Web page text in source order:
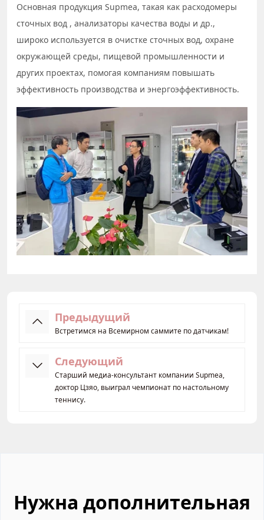
Основная продукция Supmea, такая как расходомеры
сточных вод , анализаторы качества воды и др.,
широко используется в очистке сточных вод, охране
окружающей среды, пищевой промышленности и
других проектах, помогая компаниям повышать
эффективность производства и энергоэффективность.
Предыдущий
Встретимся на Всемирном саммите по датчикам!
Следующий
Старший медиа-консультант компании Supmea,
доктор Цзяо, выиграл чемпионат по настольному
теннису.
Нужна дополнительная